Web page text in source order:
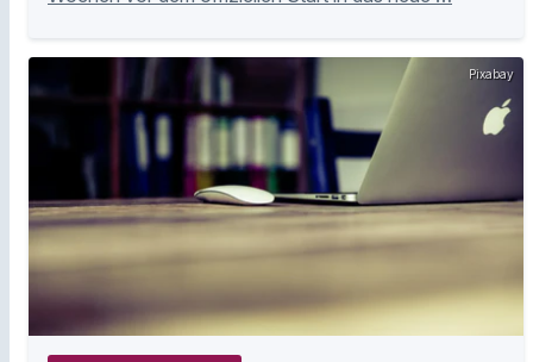
Pixabay